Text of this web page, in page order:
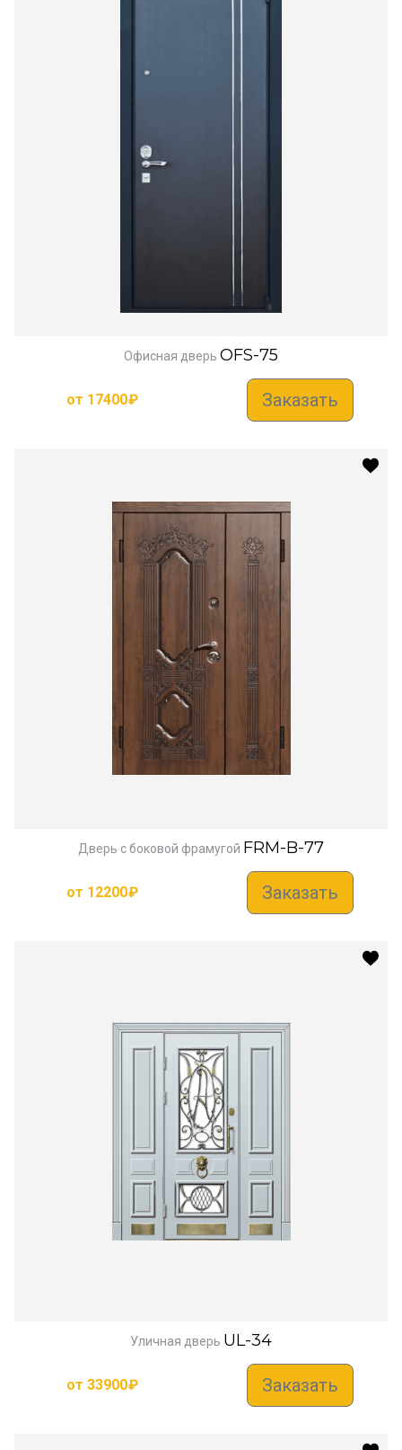
Офисная дверь OFS-75
от 17400₽ Заказать
Дверь с боковой фрамугой FRM-B-77
от 12200₽ Заказать
Уличная дверь UL-34
от 33900₽ Заказать